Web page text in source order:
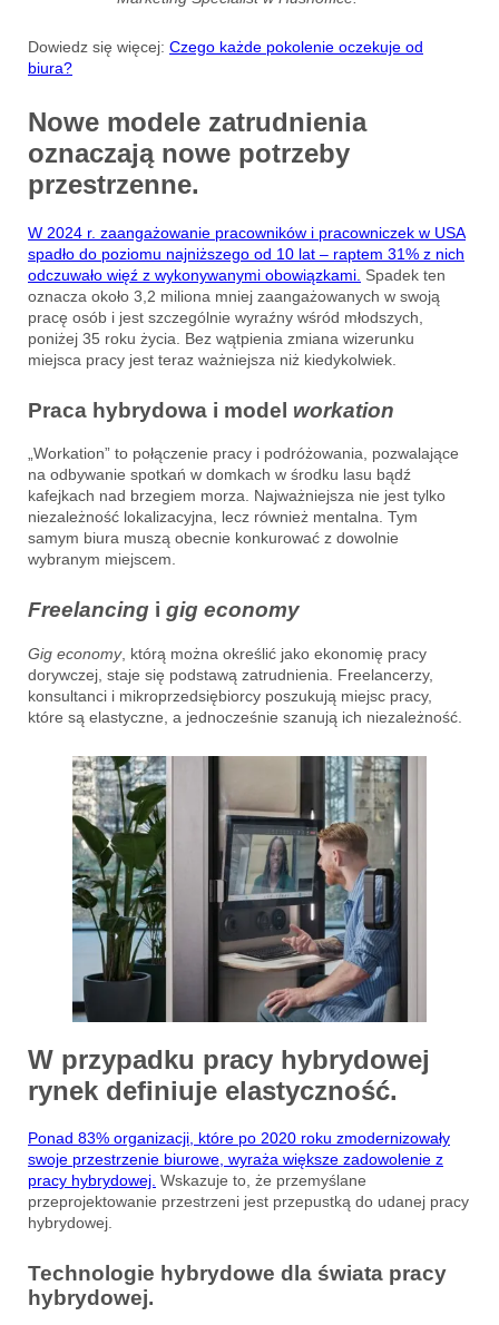
Dowiedz się więcej: Czego każde pokolenie oczekuje od
biura?
Nowe modele zatrudnienia
oznaczają nowe potrzeby
przestrzenne.
W 2024 r. zaangażowanie pracowników i pracowniczek w USA
spadło do poziomu najniższego od 10 lat – raptem 31% z nich
odczuwało więź z wykonywanymi obowiązkami. Spadek ten
oznacza około 3,2 miliona mniej zaangażowanych w swoją
pracę osób i jest szczególnie wyraźny wśród młodszych,
poniżej 35 roku życia. Bez wątpienia zmiana wizerunku
miejsca pracy jest teraz ważniejsza niż kiedykolwiek.
Praca hybrydowa i model workation
„Workation” to połączenie pracy i podróżowania, pozwalające
na odbywanie spotkań w domkach w środku lasu bądź
kafejkach nad brzegiem morza. Najważniejsza nie jest tylko
niezależność lokalizacyjna, lecz również mentalna. Tym
samym biura muszą obecnie konkurować z dowolnie
wybranym miejscem.
Freelancing i gig economy
Gig economy, którą można określić jako ekonomię pracy
dorywczej, staje się podstawą zatrudnienia. Freelancerzy,
konsultanci i mikroprzedsiębiorcy poszukują miejsc pracy,
które są elastyczne, a jednocześnie szanują ich niezależność.
W przypadku pracy hybrydowej
rynek definiuje elastyczność.
Ponad 83% organizacji, które po 2020 roku zmodernizowały
swoje przestrzenie biurowe, wyraża większe zadowolenie z
pracy hybrydowej. Wskazuje to, że przemyślane
przeprojektowanie przestrzeni jest przepustką do udanej pracy
hybrydowej.
Technologie hybrydowe dla świata pracy
hybrydowej.